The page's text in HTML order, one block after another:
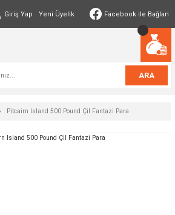
Giriş Yap Yeni Üyelik Facebook ile Bağlan
ARA
Pitcairn Island 500 Pound Çil Fantazi Para